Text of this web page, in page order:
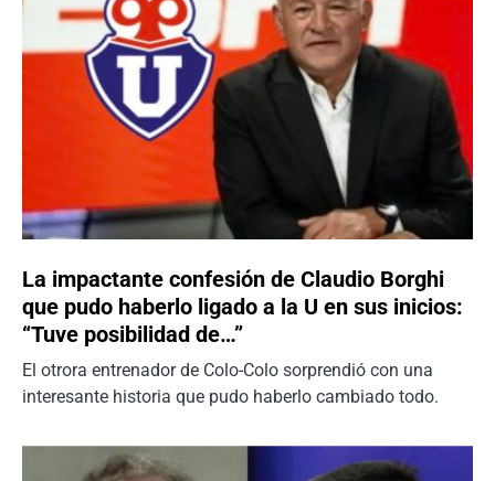
La impactante confesión de Claudio Borghi
que pudo haberlo ligado a la U en sus inicios:
“Tuve posibilidad de…”
El otrora entrenador de Colo-Colo sorprendió con una
interesante historia que pudo haberlo cambiado todo.